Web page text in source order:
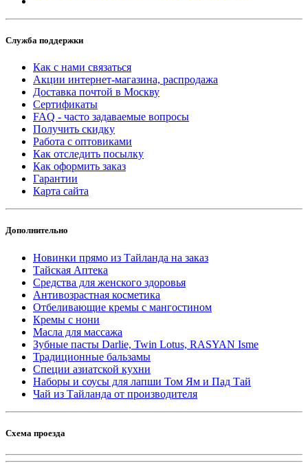
Служба поддержки
Как с нами связаться
Акции интернет-магазина, распродажа
Доставка почтой в Москву
Сертификаты
FAQ - часто задаваемые вопросы
Получить скидку
Работа с оптовиками
Как отследить посылку
Как оформить заказ
Гарантии
Карта сайта
Дополнительно
Новинки прямо из Тайланда на заказ
Тайская Аптека
Средства для женского здоровья
Антивозрастная косметика
Отбеливающие кремы с мангостином
Кремы с нони
Масла для массажа
Зубные пасты Darlie, Twin Lotus, RASYAN Isme
Традиционные бальзамы
Специи азиатской кухни
Наборы и соусы для лапши Том Ям и Пад Тай
Чай из Тайланда от производителя
Схема проезда